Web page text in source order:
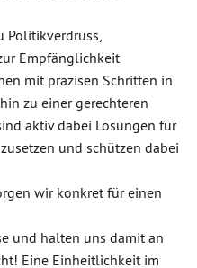
Politikverdruss,
Empfänglichkeit
mit präzisen Schritten in
zu einer gerechteren
aktiv dabei Lösungen für
und schützen dabei
wir konkret für einen
und halten uns damit an
Eine Einheitlichkeit im